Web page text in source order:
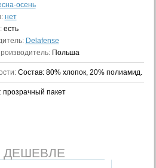
осень
нет
есть
Delafense
Польша
Состав: 80% хлопок, 20% полиамид.
прозрачный пакет
ДЕШЕВЛЕ